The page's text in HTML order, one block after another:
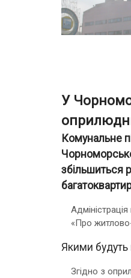
У
Комунальне
збільшиться
«Про
Якими будуть
Згідно з